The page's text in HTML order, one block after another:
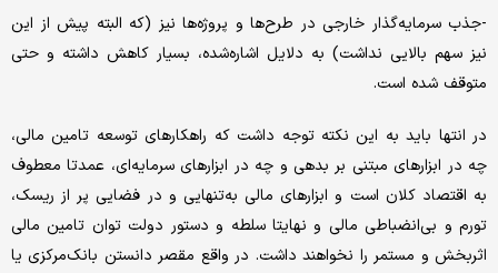
-جذب سرمایه‌گذار خارجی در طرح‌‌‌ها و پروژه‌‌‌ها نیز (که البته پیش از این
نیز سهم بالایی نداشت) به دلایل اشاره‌شده، بسیار کاهش داشته و حتی
متوقف شده است.
در انتها باید به این نکته توجه داشت که راهکارهای توسعه تامین مالی،
چه در ابزارهای مبتنی بر بدهی و چه در ابزارهای سرمایه‌‌‌ای، عمدتا معطوف
به اقتصاد کلان است و ابزارهای مالی به‌تنهایی و در فضایی پر از ریسک،
تورم و بی‌انضباطی مالی و نهایتا سلطه و دستور دولت توان تامین مالی
اثربخش و مستمر را نخواهند‌‌‌ داشت. در واقع مقصر دانستن بانک‌مرکزی یا